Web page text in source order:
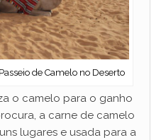
de Camelo no Deserto
o camelo para o ganho
a carne de camelo
lugares e usada para a